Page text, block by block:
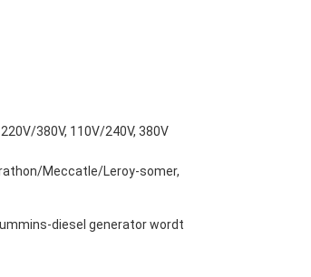
380V, 110V/240V, 380V
Meccatle/Leroy-somer,
diesel generator wordt